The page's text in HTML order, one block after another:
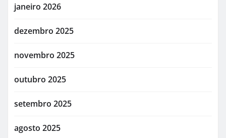
janeiro 2026
dezembro 2025
novembro 2025
outubro 2025
setembro 2025
agosto 2025